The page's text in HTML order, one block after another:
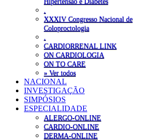
XXXIV Congresso Nacional de
Coloproctologia
CARDIORRENAL LINK
ON CARDIOLOGIA
ON TO CARE
» Ver todos
NACIONAL
INVESTIGAÇÃO
SIMPÓSIOS
ESPECIALIDADE
ALERGO-ONLINE
CARDIO-ONLINE
DERMA-ONLINE